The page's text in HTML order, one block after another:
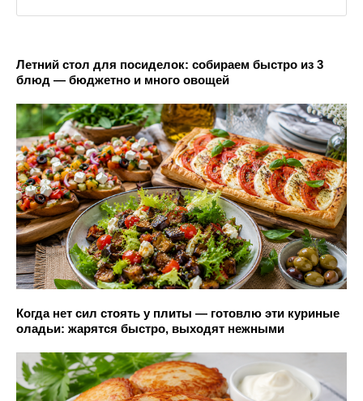
Летний стол для посиделок: собираем быстро из 3
блюд — бюджетно и много овощей
Когда нет сил стоять у плиты — готовлю эти куриные
оладьи: жарятся быстро, выходят нежными